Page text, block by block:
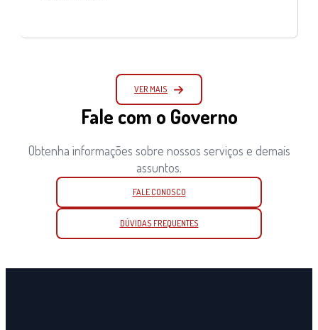
VER MAIS
Fale com o Governo
Obtenha informações sobre nossos serviços e demais
assuntos.
FALE CONOSCO
DÚVIDAS FREQUENTES